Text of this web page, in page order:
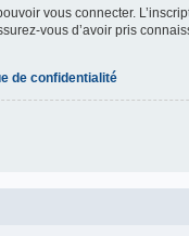
vous connecter.
vous d’avoir pris
de confidentialité